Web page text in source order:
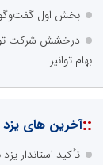
بخش اول
درخشش شرکت
بهام توانیر
::آخرین های یزد
تأکید استاندار